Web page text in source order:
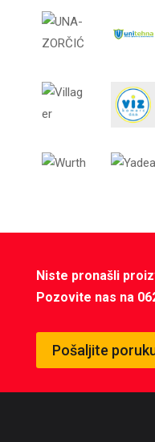
Niste pronašli
Pozovite nas na
Pošaljite